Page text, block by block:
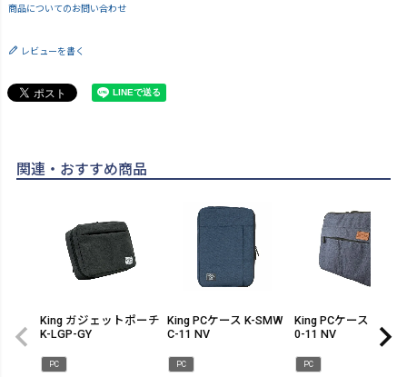
商品についてのお問い合わせ
レビューを書く
関連・おすすめ商品
King ガジェットポーチ
K-LGP-GY
PC
King PCケース K-SMW
C-11 NV
PC
King PCケース
0-11 NV
PC